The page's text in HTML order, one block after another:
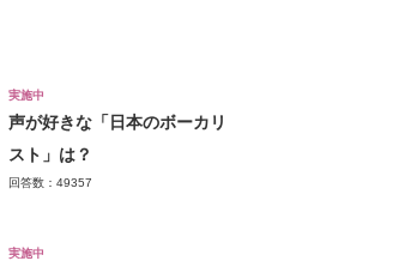
実施中
声が好きな「日本のボーカリ
スト」は？
回答数：49357
実施中